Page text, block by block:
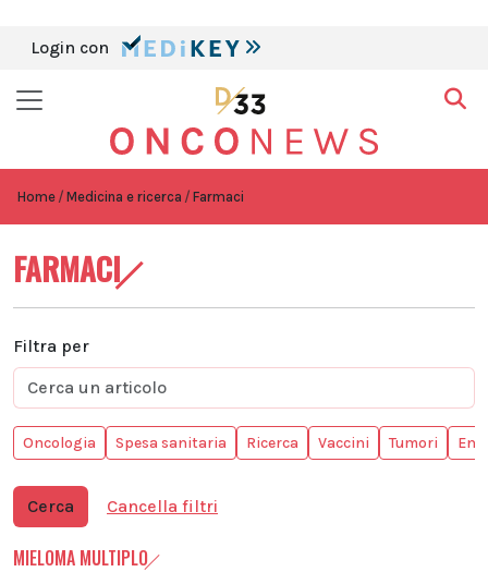
Login con
Home Medicina e ricerca Farmaci
FARMACI
Filtra per
Oncologia Spesa sanitaria Ricerca Vaccini Tumori
Cerca Cancella filtri
MIELOMA MULTIPLO